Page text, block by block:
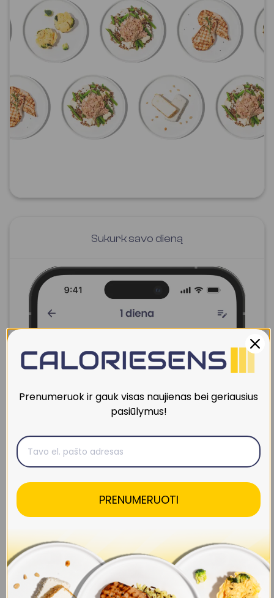
Sukurk savo dieną
Prenumeruok ir gauk visas naujienas bei geriausius
pasiūlymus!
PRENUMERUOTI